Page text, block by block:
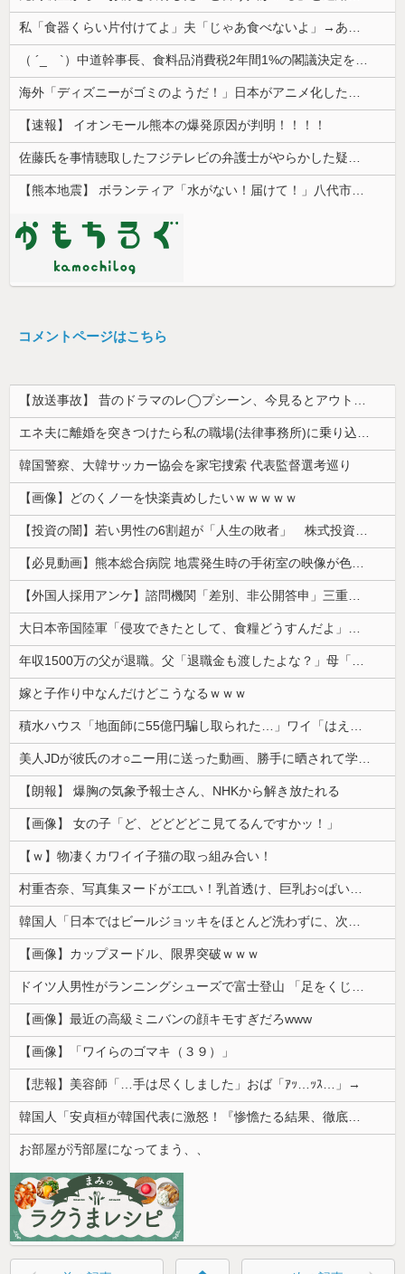
【速報】 イオンモール熊本の爆発原因が判明！！！！
コメントページはこちら
韓国警察、大韓サッカー協会を家宅捜索 代表監督選考巡り
【画像】どのくノ一を快楽責めしたいｗｗｗｗｗ
嫁と子作り中なんだけどこうなるｗｗｗ
【朗報】 爆胸の気象予報士さん、NHKから解き放たれる
【画像】 女の子「ど、どどどどこ見てるんですかッ！」
【ｗ】物凄くカワイイ子猫の取っ組み合い！
【画像】カップヌードル、限界突破ｗｗｗ
【画像】最近の高級ミニバンの顔キモすぎだろwww
【画像】「ワイらのゴマキ（３９）」
【悲報】美容師「…手は尽くしました」おば「ｱｯ…ｯｽ…」→
お部屋が汚部屋になってまう、、